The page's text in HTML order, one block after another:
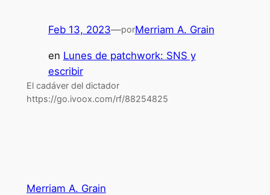
Feb 13, 2023—porMerriam A. Grain
en Lunes de patchwork: SNS y
escribir
El cadáver del dictador
https://go.ivoox.com/rf/88254825
Merriam A. Grain